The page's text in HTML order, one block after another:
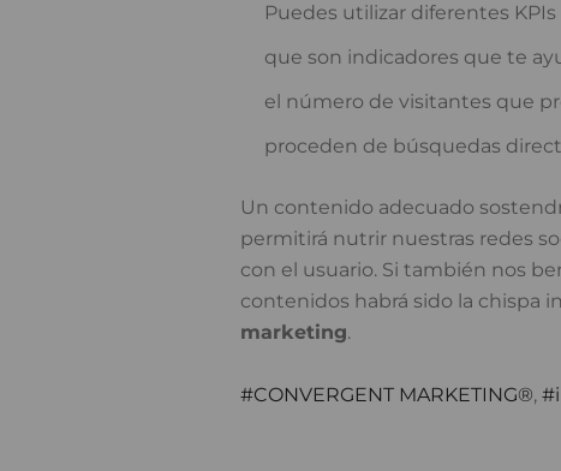
Puedes utilizar diferentes KPIs
que son indicadores que te
el número de visitantes que
proceden de búsquedas
Un contenido adecuado
permitirá nutrir nuestras redes
con el usuario. Si también nos
contenidos habrá sido la chispa
marketing.
CONVERGENT MARKETING®,